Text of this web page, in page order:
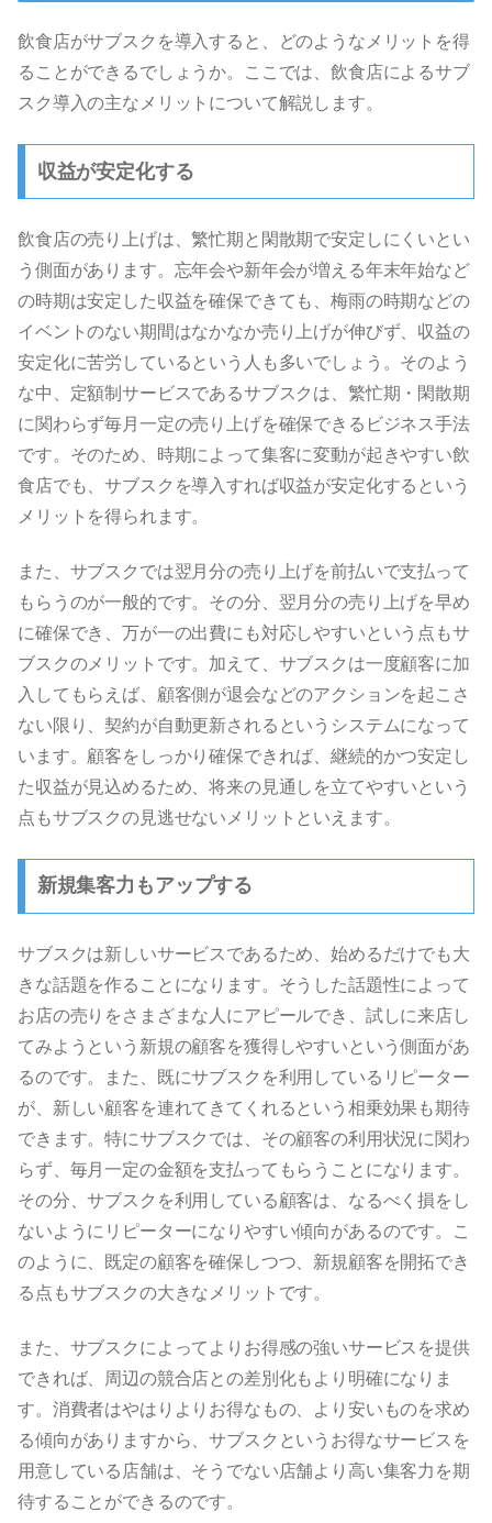
飲食店がサブスクを導入すると、どのようなメリットを得
ることができるでしょうか。ここでは、飲食店によるサブ
スク導入の主なメリットについて解説します。
収益が安定化する
飲食店の売り上げは、繁忙期と閑散期で安定しにくいとい
う側面があります。忘年会や新年会が増える年末年始など
の時期は安定した収益を確保できても、梅雨の時期などの
イベントのない期間はなかなか売り上げが伸びず、収益の
安定化に苦労しているという人も多いでしょう。そのよう
な中、定額制サービスであるサブスクは、繁忙期・閑散期
に関わらず毎月一定の売り上げを確保できるビジネス手法
です。そのため、時期によって集客に変動が起きやすい飲
食店でも、サブスクを導入すれば収益が安定化するという
メリットを得られます。
また、サブスクでは翌月分の売り上げを前払いで支払って
もらうのが一般的です。その分、翌月分の売り上げを早め
に確保でき、万が一の出費にも対応しやすいという点もサ
ブスクのメリットです。加えて、サブスクは一度顧客に加
入してもらえば、顧客側が退会などのアクションを起こさ
ない限り、契約が自動更新されるというシステムになって
います。顧客をしっかり確保できれば、継続的かつ安定し
た収益が見込めるため、将来の見通しを立てやすいという
点もサブスクの見逃せないメリットといえます。
新規集客力もアップする
サブスクは新しいサービスであるため、始めるだけでも大
きな話題を作ることになります。そうした話題性によって
お店の売りをさまざまな人にアピールでき、試しに来店し
てみようという新規の顧客を獲得しやすいという側面があ
るのです。また、既にサブスクを利用しているリピーター
が、新しい顧客を連れてきてくれるという相乗効果も期待
できます。特にサブスクでは、その顧客の利用状況に関わ
らず、毎月一定の金額を支払ってもらうことになります。
その分、サブスクを利用している顧客は、なるべく損をし
ないようにリピーターになりやすい傾向があるのです。こ
のように、既定の顧客を確保しつつ、新規顧客を開拓でき
る点もサブスクの大きなメリットです。
また、サブスクによってよりお得感の強いサービスを提供
できれば、周辺の競合店との差別化もより明確になりま
す。消費者はやはりよりお得なもの、より安いものを求め
る傾向がありますから、サブスクというお得なサービスを
用意している店舗は、そうでない店舗より高い集客力を期
待することができるのです。